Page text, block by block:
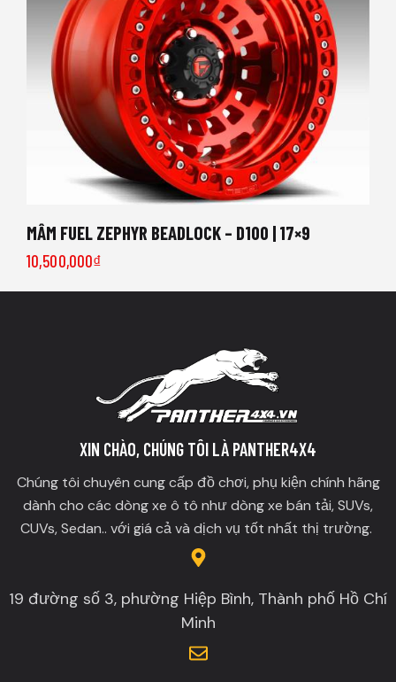
MÂM FUEL ZEPHYR BEADLOCK – D100 | 17×9
10,500,000₫
XIN CHÀO, CHÚNG TÔI LÀ PANTHER4X4
Chúng tôi chuyên cung cấp đồ chơi, phụ kiện chính hãng
dành cho các dòng xe ô tô như dòng xe bán tải, SUVs,
CUVs, Sedan.. với giá cả và dịch vụ tốt nhất thị trường.
19 đường số 3, phường Hiệp Bình, Thành phố Hồ Chí
Minh